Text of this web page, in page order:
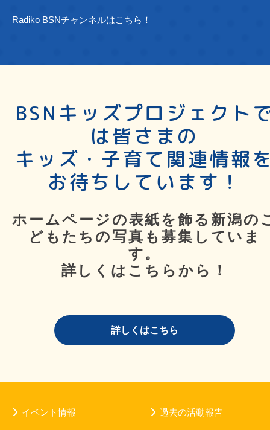
Radiko BSNチャンネルはこちら！
BSNキッズプロジェクト
は皆さまの
キッズ・子育て関連情報
お待ちしています！
ホームページの表紙を飾る新潟の
どもたちの写真も募集していま
す。
詳しくはこちらから！
詳しくはこちら
イベント情報 過去の活動報告